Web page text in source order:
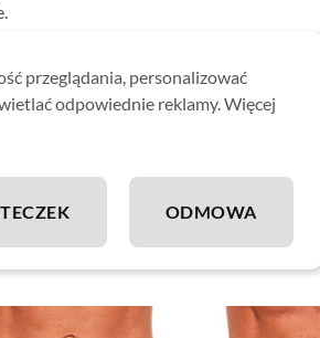
producenta– idealne na prezent!
przeglądania, personalizować
odpowiednie reklamy. Więcej
ODMOWA